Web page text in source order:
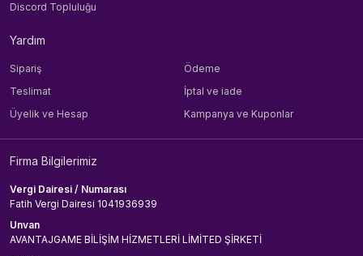
Discord Topluluğu
Yardım
Sipariş
Ödeme
Teslimat
İptal ve iade
Üyelik ve Hesap
Kampanya ve Kuponlar
Firma Bilgilerimiz
Vergi Dairesi / Numarası
Fatih Vergi Dairesi 1041936939
Unvan
AVANTAJGAME BİLİŞİM HİZMETLERİ LİMİTED ŞİRKETİ